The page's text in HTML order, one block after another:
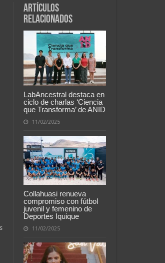
Artículos
relacionados
LabAncestral destaca en
ciclo de charlas ‘Ciencia
que Transforma’ de ANID
11/02/2025
Collahuasi renueva
compromiso con fútbol
juvenil y femenino de
Deportes Iquique
11/02/2025